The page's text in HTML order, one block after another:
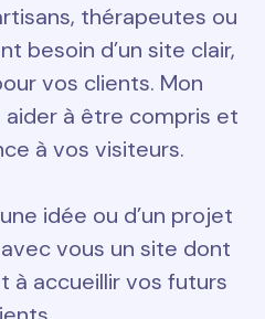
thérapeutes ou
besoin d’un site clair,
vos clients. Mon
à être compris et
à vos visiteurs.
idée ou d’un projet
vous un site dont
à accueillir vos futurs